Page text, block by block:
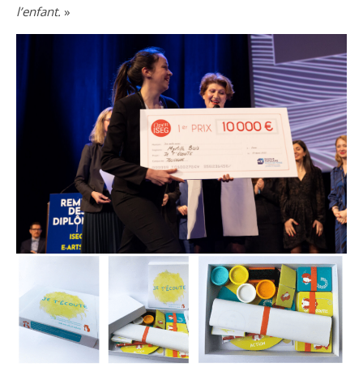
l’enfant. »